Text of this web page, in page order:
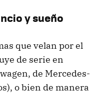
y sueño
que velan por el
de serie en
de Mercedes-
o bien de manera